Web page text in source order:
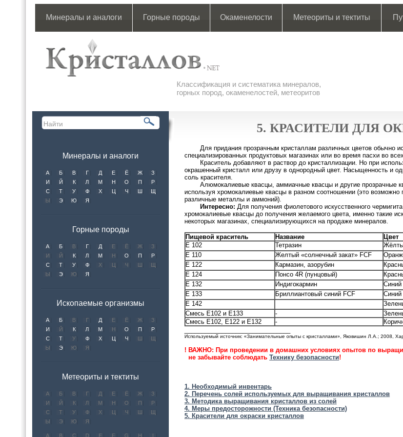
Минералы и аналоги Горные породы Окаменелости Метеориты и тектиты
Классификация и систематика минералов,
горных пород, окаменелостей, метеоритов
Минералы и аналоги
А Б В Г Д Е Ё Ж
З
И
Й К Л М Н О П
Р
С
Т У Ф Х Ц Ч Ш
Щ
Ы
Э Ю Я
Горные породы
А Б В Г Д Е Ё Ж
З
И
Й К Л М Н О П
Р
С
Т У Ф Х Ц Ч Ш
Щ
Ы
Э Ю Я
Ископаемые организмы
А Б В Г Д Е Ё Ж
З
И
Й К Л М Н О П
Р
С
Т У Ф Х Ц Ч Ш
Щ
Ы
Э Ю Я
Метеориты и тектиты
А Б В Г Д Е Ё Ж
З
И
Й К Л М Н О П
Р
С
Т У Ф Х Ц Ч Ш
Щ
Ы
Э Ю Я
A B C D E F G H
I
5. КРАСИТЕЛИ ДЛЯ
Для придания прозрачным кристаллам различных цветов обычно
специализированных продуктовых магазинах или во время пасхи во
Краситель добавляют в раствор до кристаллизации. Но при
окрашенный кристалл или друзу в однородный цвет. Насыщенность и
соль красителя.
Алюмокалиевые квасцы, аммиачные квасцы и другие прозрачные
используя хромокалиевые квасцы в разном соотношении (это
различные металлы и аммоний).
Интересно: Для получения фиолетового искусственного
хромокалиевые квасцы до получения желаемого цвета, именно такие
некоторых магазинах, специализирующихся на продаже минералов.
Пищевой краситель Название Цвет
E 102
Тетразин
E 110 Желтый «солнечный закат» FCF
E 122 Кармазин, азорубин
E 124 Понсо 4R (пунцовый)
E 132 Индигокармин Синий
E 133 Бриллиантовый синий FCF Синий
E 142
Смесь E102 и E133
-
Смесь E102, E122 и E132
-
Используемый источник: «Занимательные опыты с кристаллами», Яковишин Л.А.; 2008,
! ВАЖНО: При проведении в домашних условиях опытов по
не забывайте соблюдать Технику безопасности!
1. Необходимый инвентарь
2. Перечень солей используемых для выращивания кристаллов
3. Методика выращивания кристаллов из солей
4. Меры предосторожности (Техника безопасности)
5. Красители для окраски кристаллов